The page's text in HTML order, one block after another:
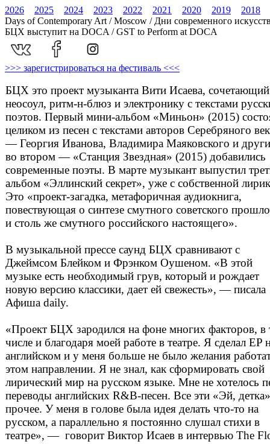
2026 2025 2024 2023 2022 2021 2020 2019
2018
Days of Contemporary Art / Moscow / Дни современного
БЦХ выступит на DOCA / GST to Perform at DOCA
>>> зарегистрироваться на фестиваль <<<
БЦХ это проект музыканта Вити Исаева, сочетающий
неосоул, ритм-н-блюз и электронику с текстами
поэтов. Первый мини-альбом «Миньон» (2015)
целиком из песен с текстами авторов Серебряного
— Георгия Иванова, Владимира Маяковского и
во втором — «Станция Звездная» (2015) добавились
современные поэты. В марте музыкант выпустил
альбом «Эллинский секрет», уже с собственной
Это «проект-загадка, метафоричная аудиокнига,
повествующая о синтезе смутного советского
и столь же смутного российского настоящего».
В музыкальной прессе саунд БЦХ сравнивают с
Джеймсом Блейком и Фрэнком Оушеном. «В этой
музыке есть необходимый грув, который и рождает
новую версию классики, дает ей свежесть», — писала
Афиша daily.
«Проект БЦХ зародился на фоне многих факторов, в
числе и благодаря моей работе в театре. Я сделал EP
английском и у меня больше не было желания
этом направлении. Я не знал, как сформировать свой
лирический мир на русском языке. Мне не хотелось
переводы английских R&B-песен. Все эти «Эй,
прочее. У меня в голове была идея делать что-то на
русском, а параллельно я постоянно слушал стихи в
театре», — говорит Виктор Исаев в интервью The